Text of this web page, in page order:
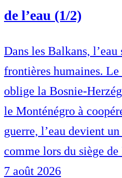
de l’eau (1/2)
Dans les Balkans, l’eau
frontières humaines. Le
oblige la Bosnie-
le Monténégro à
guerre, l’eau devient
comme lors du siège
7 août 2026